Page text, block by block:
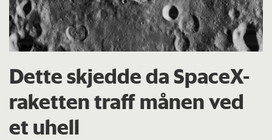
Dette skjedde da SpaceX-
raketten traff månen ved
et uhell